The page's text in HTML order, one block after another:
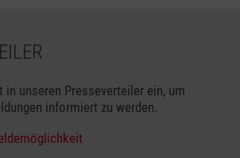
in unseren Presseverteiler ein, um
informiert zu werden.